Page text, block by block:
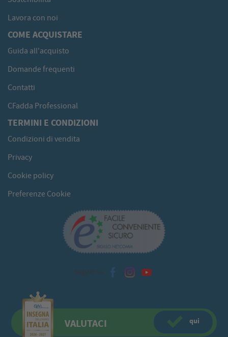
Lavora con noi
COME ACQUISTARE
Guida all'acquisto
Domande frequenti
Contatti
CFadda Professional
TERMINI E CONDIZIONI
Condizioni di vendita
Privacy
Cookie policy
Preferenze Cookie
Seguici su
VALUTACI qui